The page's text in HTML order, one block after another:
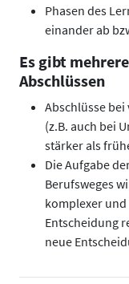
Phasen des
einander ab
Es gibt
Abschlüssen
Abschlüsse
(z.B. auch bei
stärker als
Die Aufgabe
Berufsweges
komplexer
Entscheidung
neue